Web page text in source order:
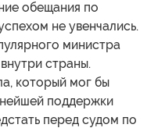
обещания по
не увенчались.
министра
страны.
который мог бы
поддержки
перед судом по